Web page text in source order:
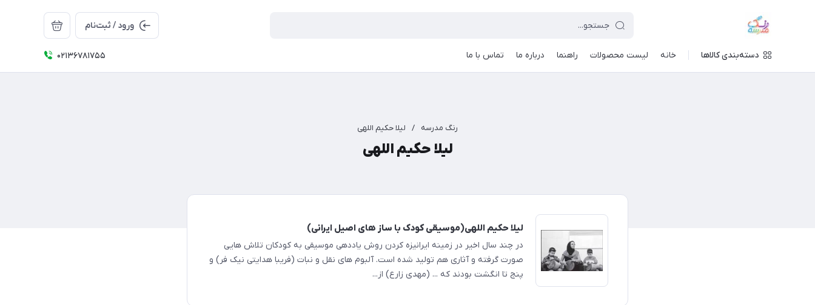
ورود / ثبت‌نام
دسته‌بندی کالاها خانه لیست محصولات راهنما درباره ما تماس با ما 02136781755
رنگ مدرسه / لیلا حکیم اللهی
لیلا حکیم اللهی
لیلا حکیم اللهی(موسیقی کودک با ساز های اصیل ایرانی)
در چند سال اخیر در زمینه ایرانیزه کردن روش یاددهی موسیقی به کودکان تلاش هایی
صورت گرفته و آثاری هم تولید شده است. آلبوم های نقل و نبات (فریبا هدایتی نیک فر) و
پنج تا انگشت بودند که ... (مهدی زارع) از...